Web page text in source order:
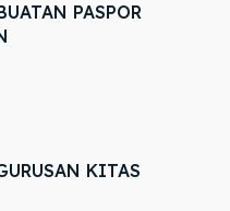
PASPOR
KITAS